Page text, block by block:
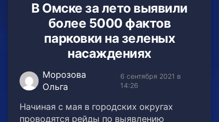
В Омске за лето выявили
более 5000 фактов
парковки на зеленых
насаждениях
Морозова
Ольга
6 сентября 2021 в
14:26
Начиная с мая в городских округах
проводятся рейды по выявлению